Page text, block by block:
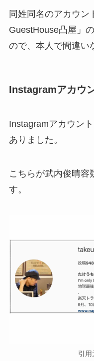
同姓同名のアカウン
GuestHouse凸屋」
ので、本人で間違い
Instagramアカウ
Instagramアカウン
ありました。
こちらが武内俊晴容
す。
引用